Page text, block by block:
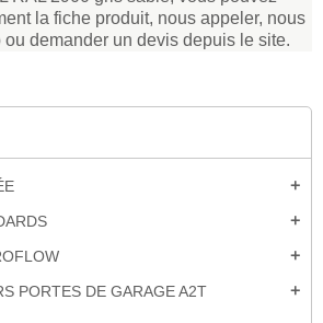
add
add
add
PORTES DE GARAGE A2T
add
la fiche produit, nous appeler, nous
demander un devis depuis le site.